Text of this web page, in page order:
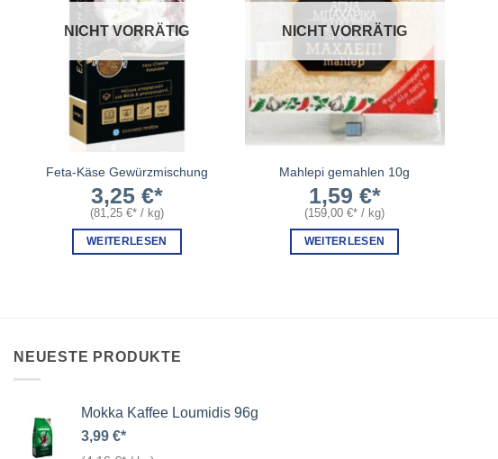
NICHT VORRÄTIG
Feta-Käse Gewürzmischung
3,25 €
(81,25 € / kg)
WEITERLESEN
NICHT VORRÄTIG
Mahlepi gemahlen 10g
1,59 €
(159,00€ / kg)
WEITERLESEN
NEUESTE PRODUKTE
Mokka Kaffee Loumidis 96g
3,99 €